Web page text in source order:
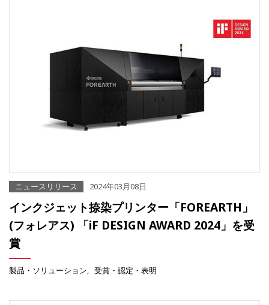
ニュースリリース 2024年03月08日
インクジェット捺染プリンター「FOREARTH」
(フォレアス) 「iF DESIGN AWARD 2024」を受
賞
製品・ソリューション 受賞・認定・表明